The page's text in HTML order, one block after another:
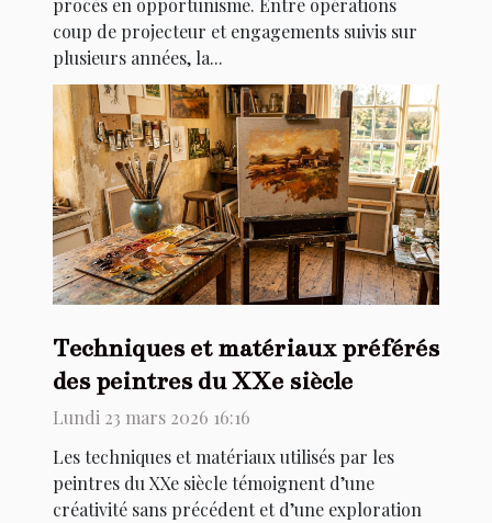
procès en opportunisme. Entre opérations
coup de projecteur et engagements suivis sur
plusieurs années, la...
Techniques et matériaux préférés
des peintres du XXe siècle
Lundi 23 mars 2026 16:16
Les techniques et matériaux utilisés par les
peintres du XXe siècle témoignent d’une
créativité sans précédent et d’une exploration